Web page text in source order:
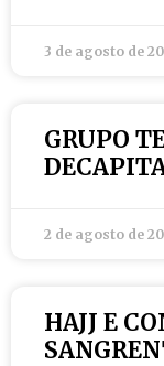
3 de agosto de
GRUPO
2 de agosto de
HAJJ E